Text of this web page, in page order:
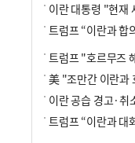
트럼프 “이란과 대